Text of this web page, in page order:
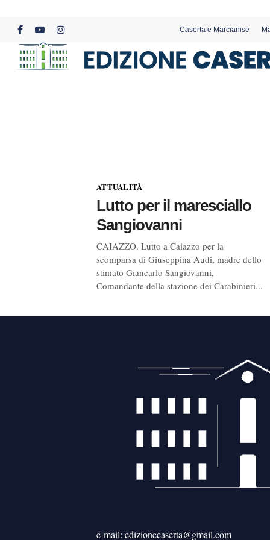
content
facebookyoutubeinstagram
Caserta e Marcianise
ATTUALITÀ
Lutto per il maresciallo
Sangiovanni
CAIAZZO. Lutto a Caiazzo per la
scomparsa di Giuseppina Audi, madre dello
stimato Giancarlo Sangiovanni,
Comandante della stazione dei Carabinieri...
e-mail: edizionecaserta@gmail.com